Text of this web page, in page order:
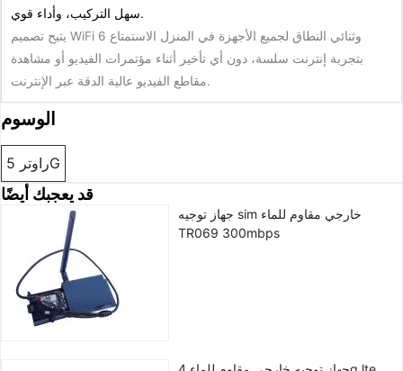
سهل التركيب، وأداء قوي.
يتيح تصميم WiFi 6 وثنائي النطاق لجميع الأجهزة في المنزل الاستمتاع
بتجربة إنترنت سلسة، دون أي تأخير أثناء مؤتمرات الفيديو أو مشاهدة
مقاطع الفيديو عالية الدقة عبر الإنترنت.
الوسوم
راوتر 5G
قد يعجبك أيضًا
جهاز توجيه sim خارجي مقاوم للماء
TR069 300mbps